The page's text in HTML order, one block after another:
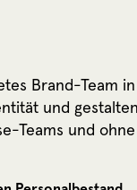
Brand-Team
und
Teams und